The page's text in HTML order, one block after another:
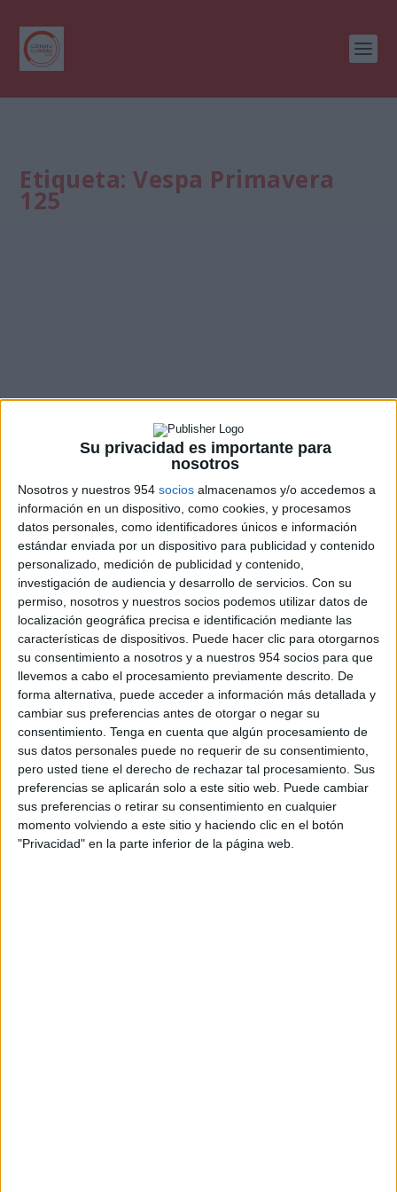
Su privacidad es importante para
nosotros
Nosotros y nuestros 954 socios almacenamos y/o accedemos a
información en un dispositivo, como cookies, y procesamos
datos personales, como identificadores únicos e información
estándar enviada por un dispositivo para publicidad y contenido
personalizado, medición de publicidad y contenido,
investigación de audiencia y desarrollo de servicios. Con su
permiso, nosotros y nuestros socios podemos utilizar datos de
localización geográfica precisa e identificación mediante las
características de dispositivos. Puede hacer clic para otorgarnos
su consentimiento a nosotros y a nuestros 954 socios para que
llevemos a cabo el procesamiento previamente descrito. De
forma alternativa, puede acceder a información más detallada y
cambiar sus preferencias antes de otorgar o negar su
consentimiento. Tenga en cuenta que algún procesamiento de
sus datos personales puede no requerir de su consentimiento,
pero usted tiene el derecho de rechazar tal procesamiento. Sus
preferencias se aplicarán solo a este sitio web. Puede cambiar
sus preferencias o retirar su consentimiento en cualquier
momento volviendo a este sitio y haciendo clic en el botón
"Privacidad" en la parte inferior de la página web.
Etiqueta:Vespa Primavera
125
Los 5 mejores scooters de 125cc de gama
media
Consejos para la venta,Honda,Marcas de Motos,Motos
Nuevas,Motos segunda mano,Piaggio, SYM,Vespa,Yamaha
En un anterior artículo, dijimos que la moto podría ser
una buena solución de movilidad frente al...
LEER MÁS
ENCUENTRA TU MOTO
Motos de Ocasión